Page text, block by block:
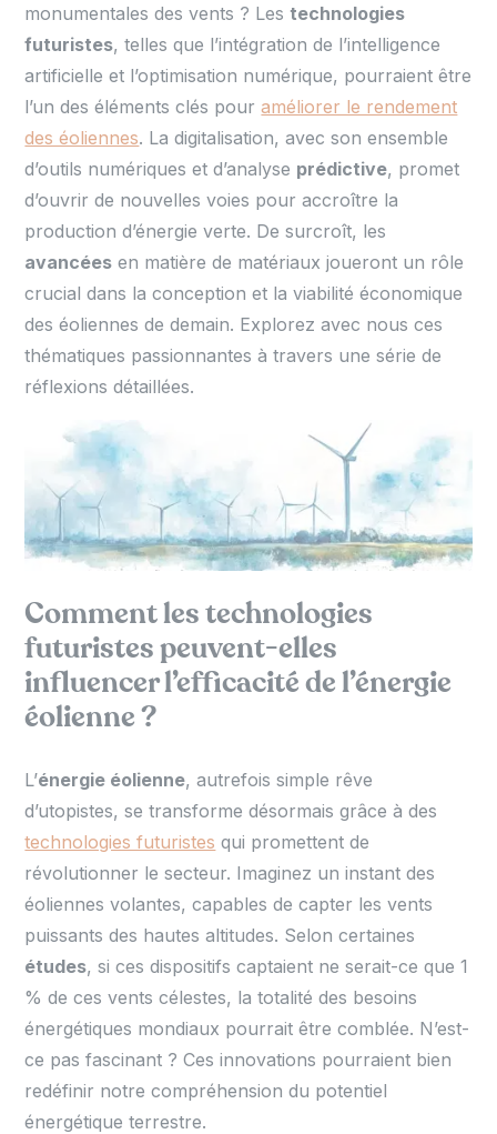
monumentales des vents ? Lestechnologies
futuristes, telles que l’intégration de l’intelligence
artificielle et l’optimisation numérique, pourraient être
l’un des éléments clés pouraméliorer le rendement
des éoliennes. La digitalisation, avec son ensemble
d’outils numériques et d’analyse prédictive, promet
d’ouvrir de nouvelles voies pour accroître la
production d’énergie verte. De surcroît, les
avancées en matière de matériaux joueront un rôle
crucial dans la conception et la viabilité économique
des éoliennes de demain. Explorez avec nous ces
thématiques passionnantes à travers une série de
réflexions détaillées.
Comment les technologies
futuristes peuvent-elles
influencer l’efficacité de l’énergie
éolienne ?
L’énergie éolienne, autrefois simple rêve
d’utopistes, se transforme désormais grâce à des
technologies futuristes qui promettent de
révolutionner le secteur. Imaginez un instant des
éoliennes volantes, capables de capter les vents
puissants des hautes altitudes. Selon certaines
études, si ces dispositifs captaient ne serait-ce que 1
% de ces vents célestes, la totalité des besoins
énergétiques mondiaux pourrait être comblée. N’est-
ce pas fascinant ? Ces innovations pourraient bien
redéfinir notre compréhension du potentiel
énergétique terrestre.